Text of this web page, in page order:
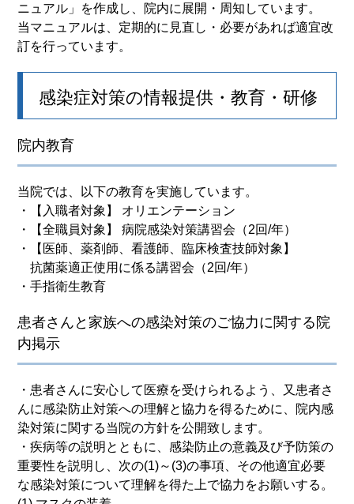
ニュアル」を作成し、院内に展開・周知しています。
当マニュアルは、定期的に見直し・必要があれば適宜改
訂を行っています。
感染症対策の情報提供・教育・研修
院内教育
当院では、以下の教育を実施しています。
・【入職者対象】 オリエンテーション
・【全職員対象】 病院感染対策講習会（2回/年）
・【医師、薬剤師、看護師、臨床検査技師対象】
抗菌薬適正使用に係る講習会（2回/年）
・手指衛生教育
患者さんと家族への感染対策のご協力に関する院
内掲示
・患者さんに安心して医療を受けられるよう、又患者さ
んに感染防止対策への理解と協力を得るために、院内感
染対策に関する当院の方針を公開致します。
・疾病等の説明とともに、感染防止の意義及び予防策の
重要性を説明し、次の(1)～(3)の事項、その他適宜必要
な感染対策について理解を得た上で協力をお願いする。